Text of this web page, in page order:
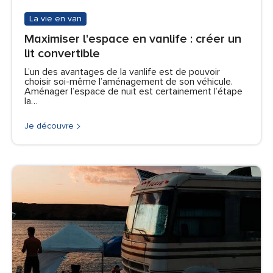
La vie en van
Maximiser l'espace en vanlife : créer un
lit convertible
L’un des avantages de la vanlife est de pouvoir
choisir soi-même l’aménagement de son véhicule.
Aménager l’espace de nuit est certainement l’étape
la…
Je découvre